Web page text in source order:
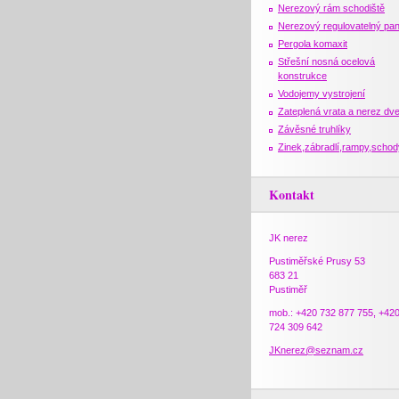
Nerezový rám schodiště
Nerezový regulovatelný
Pergola komaxit
Střešní nosná ocelová
konstrukce
Vodojemy vystrojení
Zateplená vrata a nerez
Závěsné truhlíky
Kontakt
JK nerez
Pustiměřské Prusy 53
683 21
Pustiměř
mob.: +420 732 877 755, +420
724 309 642
JKnerez@seznam.cz